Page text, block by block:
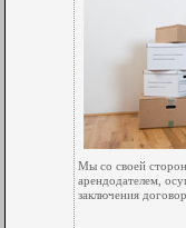
Мы со своей
арендодателем,
заключения